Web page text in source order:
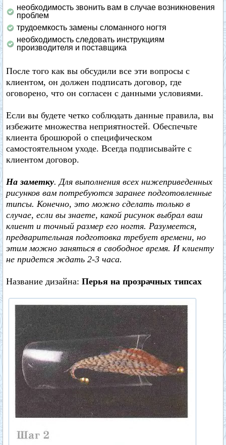
необходимость звонить вам в случае возникновения
проблем
трудоемкость замены сломанного ногтя
необходимость следовать инструкциям
производителя и поставщика
После того как вы обсудили все эти вопросы с
клиентом, он должен подписать договор, где
оговорено, что он согласен с данными условиями.
Если вы будете четко соблюдать данные правила, вы
избежите множества неприятностей. Обеспечьте
клиента брошюрой о специфическом
самостоятельном уходе. Всегда подписывайте с
клиентом договор.
На заметку. Для выполнения всех нижеприведенных
рисунков вам потребуются заранее подготовленные
типсы. Конечно, это можно сделать только в
случае, если вы знаете, какой рисунок выбрал ваш
клиент и точный размер его ногтя. Разумеется,
предварительная подготовка требует времени, но
этим можно заняться в свободное время. И клиенту
не придется ждать 2-3 часа.
Название дизайна: Перья на прозрачных типсах